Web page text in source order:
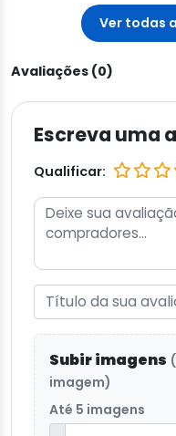
Ver todas
Avaliações (0)
Escreva uma
Qualificar:
Subir imagens
imagem)
Até 5 imagens